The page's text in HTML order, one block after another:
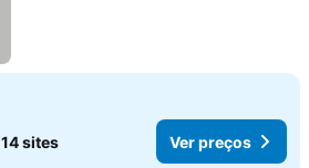
14 sites Ver preços